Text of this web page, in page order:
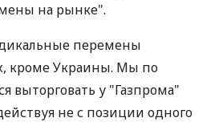
на рынке".
перемены
кроме Украины. Мы по
выторговать у "Газпрома"
не с позиции одного